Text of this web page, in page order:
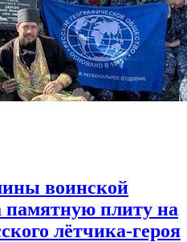
воинской
памятную плиту на
лётчика-героя